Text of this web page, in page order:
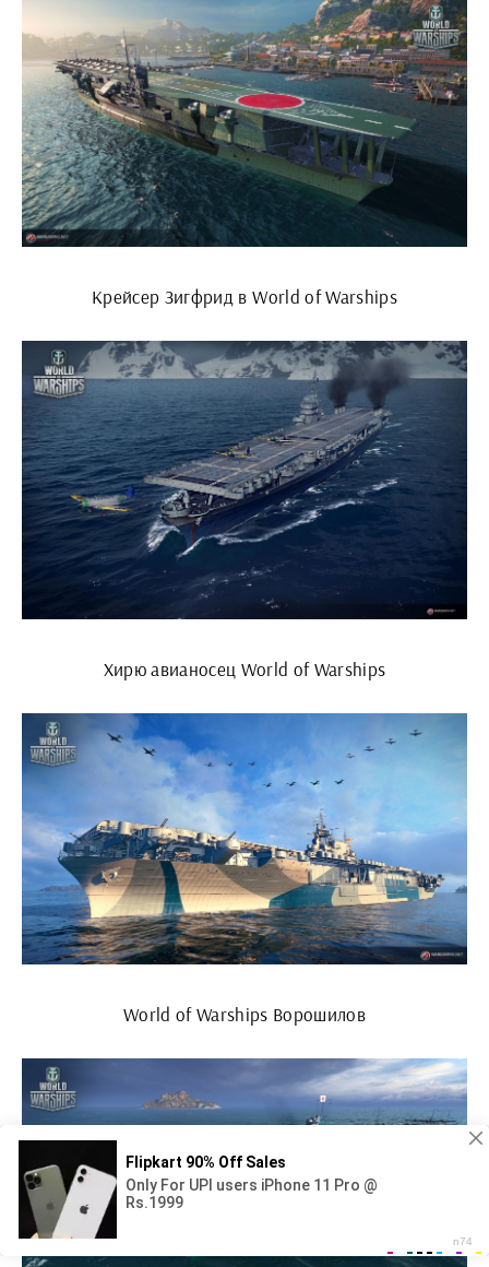
Крейсер Зигфрид в World of Warships
Хирю авианосец World of Warships
World of Warships Ворошилов